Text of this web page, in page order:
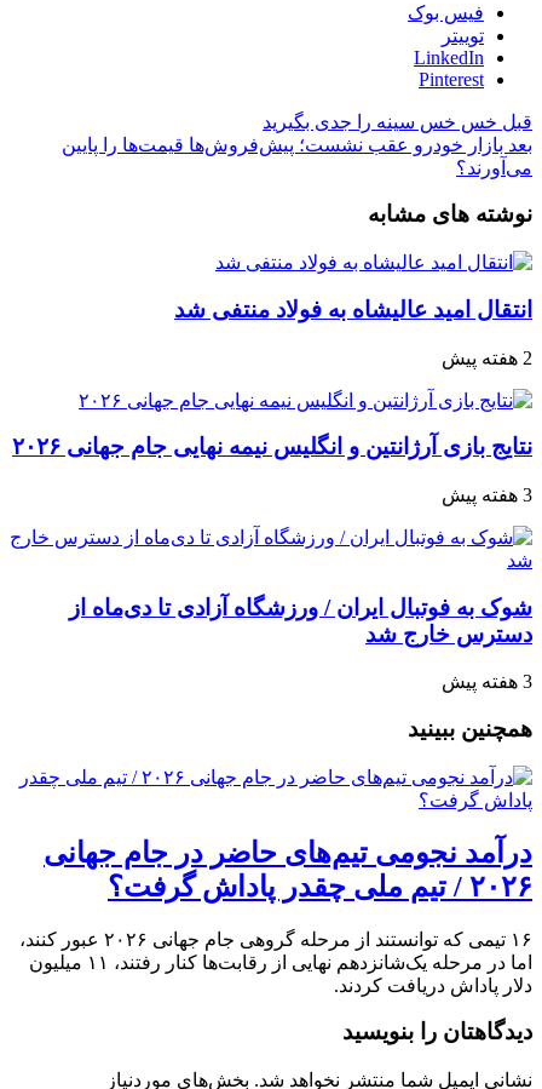
فیس بوک
توییتر
LinkedIn
Pinterest
قبل خس خس سینه را جدی بگیرید
بعد بازار خودرو عقب نشست؛ پیش‌فروش‌ها قیمت‌ها را پایین
می‌آورند؟
نوشته های مشابه
انتقال امید عالیشاه به فولاد منتفی شد
2 هفته پیش
نتایج بازی آرژانتین و انگلیس نیمه نهایی جام جهانی ۲۰۲۶
3 هفته پیش
شوک به فوتبال ایران / ورزشگاه آزادی تا دی‌ماه از
دسترس خارج شد
3 هفته پیش
همچنین ببینید
درآمد نجومی تیم‌های حاضر در جام جهانی
۲۰۲۶ / تیم ملی چقدر پاداش گرفت؟
۱۶ تیمی که توانستند از مرحله گروهی جام جهانی ۲۰۲۶ عبور کنند،
اما در مرحله یک‌شانزدهم نهایی از رقابت‌ها کنار رفتند، ۱۱ میلیون
دلار پاداش دریافت کردند.
دیدگاهتان را بنویسید
نشانی ایمیل شما منتشر نخواهد شد. بخش‌های موردنیاز